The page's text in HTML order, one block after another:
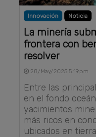
Innovación Noticia
La minería
frontera con
resolver
28/May/2025 5:19pm
Entre las
en el fondo
yacimientos
más ricos en
ubicados en